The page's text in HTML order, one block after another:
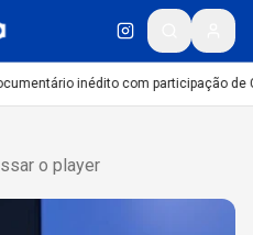
inédito com participação de
o player